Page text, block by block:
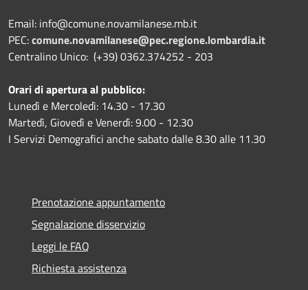
Email: info@comune.novamilanese.mb.it
PEC:comune.novamilanese@pec.regione.lombardia.it
Centralino Unico: (+39) 0362.374252 - 203
Orari di apertura al pubblico:
Lunedì e Mercoledì: 14.30 - 17.30
Martedì, Giovedì e Venerdì: 9.00 - 12.30
I Servizi Demografici anche sabato dalle 8.30 alle 11.30
Prenotazione appuntamento
Segnalazione disservizio
Leggi le FAQ
Richiesta assistenza